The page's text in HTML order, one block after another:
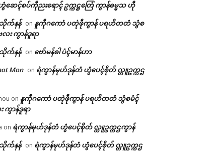
ဆေၚ်စပ်ကဵုညးရောၚ် ဥက္ကဋ္ဌတြေံ ကွာန်ဓမ္မသ ဟီု
က်နန် on နူကဵုဂကောံ ပတုဲဖဵုကွာန် ပရဟိတတံ သွံစ
း ကွာန်ဒူရာ
က်နန် on ဗော်မန်ၜါ ပံၚ်မာန်ဟာ
Mon on ရဲကွာန်မုဟ်ဒုန်တံ ဟွံပေၚ်စိုတ် လ္တူဥက္ကဌ
on နူကဵုဂကောံ ပတုဲဖဵုကွာန် ပရဟိတတံ သွံစမံၚ်
ကွာန်ဒူရာ
on ရဲကွာန်မုဟ်ဒုန်တံ ဟွံပေၚ်စိုတ် လ္တူဥက္ကဌကွာန်
က်နန် on ရဲကွာန်မုဟ်ဒုန်တံ ဟွံပေၚ်စိုတ် လ္တူဥက္ကဌ